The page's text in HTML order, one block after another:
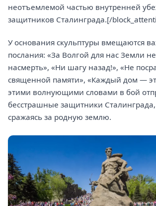
неотъемлемой частью внутренней
защитников Сталинграда.[/
У основания скульптуры вмещаются
послания: «За Волгой для нас Земли
насмерть», «Ни шагу назад!», «Не
священной памяти», «Каждый дом —
этими волнующими словами в бой
бесстрашные защитники
сражаясь за родную землю.